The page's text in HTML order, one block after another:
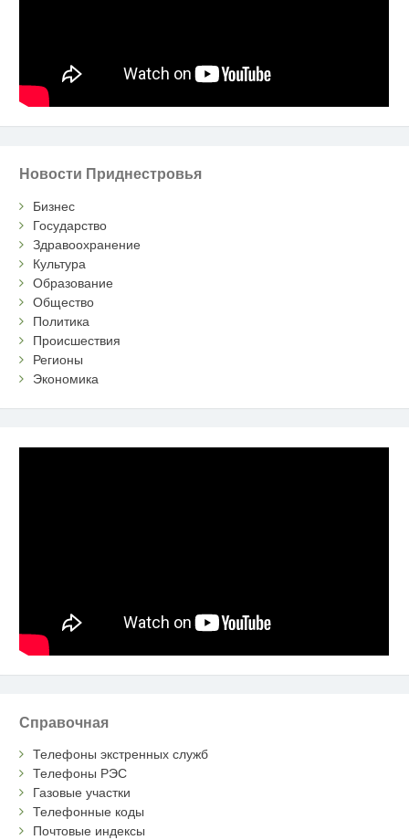
Новости Приднестровья
Бизнес
Государство
Здравоохранение
Культура
Образование
Общество
Политика
Происшествия
Регионы
Экономика
Справочная
Телефоны экстренных служб
Телефоны РЭС
Газовые участки
Телефонные коды
Почтовые индексы